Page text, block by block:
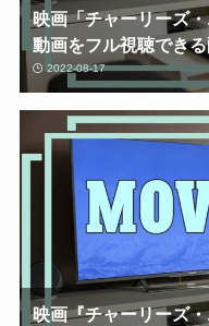
映画「チャーリーズ
動画をフル視聴でき
2022-08-17
映画『チャーリーズ